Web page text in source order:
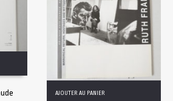
AJOUTER AU PANIER